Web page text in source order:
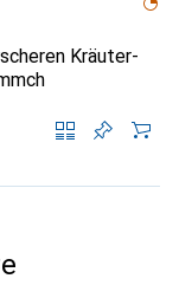
Kräuter-